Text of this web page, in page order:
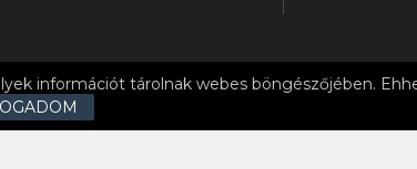
információt tárolnak webes böngészőjében.
IMPRESSZUM KÖZZÉTÉTELI LISTA